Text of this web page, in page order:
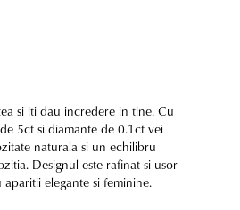
si iti dau incredere in tine. Cu
5ct si diamante de 0.1ct vei
naturala si un echilibru
Designul este rafinat si usor
elegante si feminine.